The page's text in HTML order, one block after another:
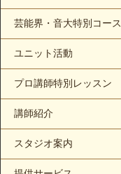
芸能界・音大特別コース
ユニット活動
プロ講師特別レッスン
講師紹介
スタジオ案内